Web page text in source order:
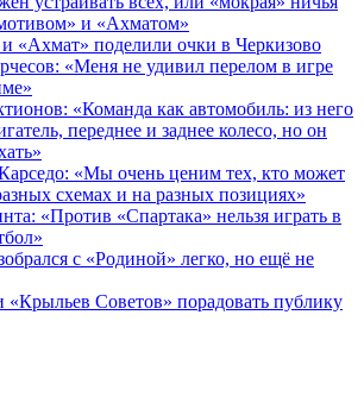
и «Ахматом»
«Ахмат» поделили очки в Черкизово
«Меня не удивил перелом в игре
«Команда как автомобиль: из него
переднее и заднее колесо, но он
«Мы очень ценим тех, кто может
схемах и на разных позициях»
«Против «Спартака» нельзя играть в
с «Родиной» легко, но ещё не
Советов» порадовать публику